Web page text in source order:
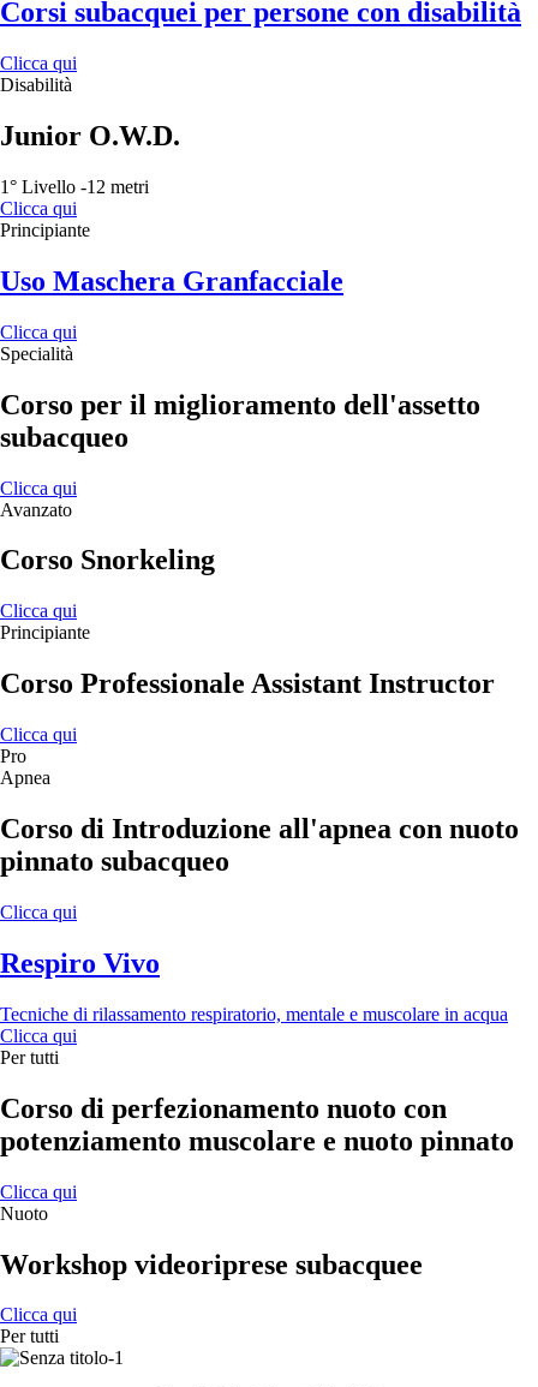
Corsi subacquei per persone con disabilità
Clicca qui
Disabilità
Junior O.W.D.
1° Livello -12 metri
Clicca qui
Principiante
Uso Maschera Granfacciale
Clicca qui
Specialità
Corso per il miglioramento dell'assetto
subacqueo
Clicca qui
Avanzato
Corso Snorkeling
Clicca qui
Principiante
Corso Professionale Assistant Instructor
Clicca qui
Pro
Apnea
Corso di Introduzione all'apnea con nuoto
pinnato subacqueo
Clicca qui
Respiro Vivo
Tecniche di rilassamento respiratorio, mentale e muscolare in acqua
Clicca qui
Per tutti
Corso di perfezionamento nuoto con
potenziamento muscolare e nuoto pinnato
Clicca qui
Nuoto
Workshop videoriprese subacquee
Clicca qui
Per tutti